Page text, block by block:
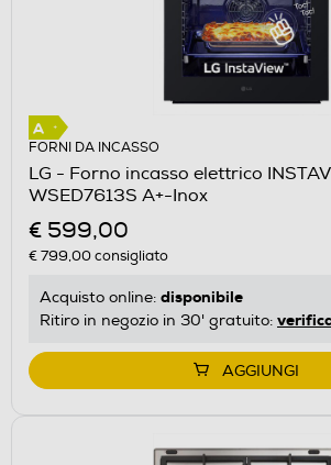
FORNI DA INCASSO
LG - Forno incasso elettrico
WSED7613S A+-Inox
€ 599,00
€ 799,00consigliato
Acquisto online: disponibile
Ritiro in negozio in 30' gratuito:
AGGIUNGI